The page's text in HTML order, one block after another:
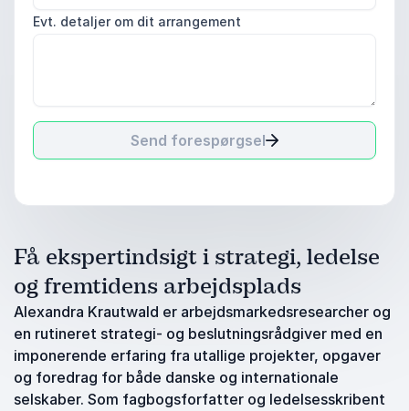
Evt. detaljer om dit arrangement
Send forespørgsel
Få ekspertindsigt i strategi, ledelse
og fremtidens arbejdsplads
Alexandra Krautwald er arbejdsmarkedsresearcher og
en rutineret strategi- og beslutningsrådgiver med en
imponerende erfaring fra utallige projekter, opgaver
og foredrag for både danske og internationale
selskaber. Som fagbogsforfatter og ledelsesskribent